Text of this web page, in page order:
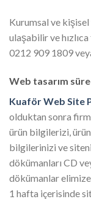
Kurumsal ve
ulaşabilir ve
0212 909 1809
Web tasarım
Kuaför Web Site
olduktan sonra
ürün bilgilerizi,
bilgilerinizi ve
dökümanları CD
dökümanlar
1 hafta içerisinde